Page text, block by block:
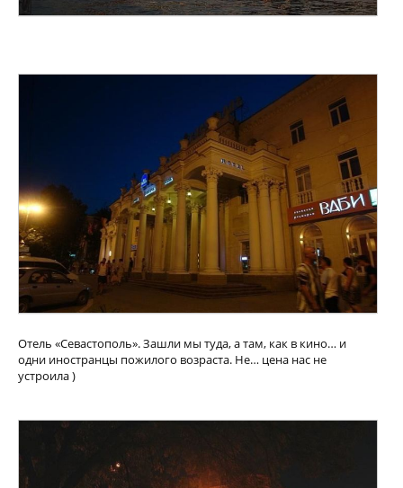
Отель «Севастополь». Зашли мы туда, а там, как в кино… и
одни иностранцы пожилого возраста. Не… цена нас не
устроила )